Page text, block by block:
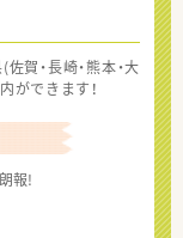
賀・長崎・熊本・大
ができます！
報!